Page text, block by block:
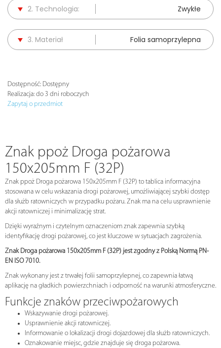
2. Technologia: Zwykłe
3. Materiał Folia samoprzylepna
Dostępność: Dostępny
Realizacja: do 3 dni roboczych
Zapytaj o przedmiot
Znak ppoż Droga pożarowa
150x205mm F (32P)
Znak ppoż Droga pożarowa 150x205mm F (32P) to tablica informacyjna
stosowana w celu wskazania drogi pożarowej, umożliwiającej szybki dostęp
dla służb ratowniczych w przypadku pożaru. Znak ma na celu usprawnienie
akcji ratowniczej i minimalizację strat.
Dzięki wyraźnym i czytelnym oznaczeniom znak zapewnia szybką
identyfikację drogi pożarowej, co jest kluczowe w sytuacjach zagrożenia.
Znak Droga pożarowa 150x205mm F (32P) jest zgodny z Polską Normą PN-
EN ISO 7010.
Znak wykonany jest z trwałej folii samoprzylepnej, co zapewnia łatwą
aplikację na gładkich powierzchniach i odporność na warunki atmosferyczne.
Funkcje znaków przeciwpożarowych
Wskazywanie drogi pożarowej.
Usprawnienie akcji ratowniczej.
Informowanie o lokalizacji drogi dojazdowej dla służb ratowniczych.
Oznakowanie miejsc, gdzie znajduje się droga pożarowa.